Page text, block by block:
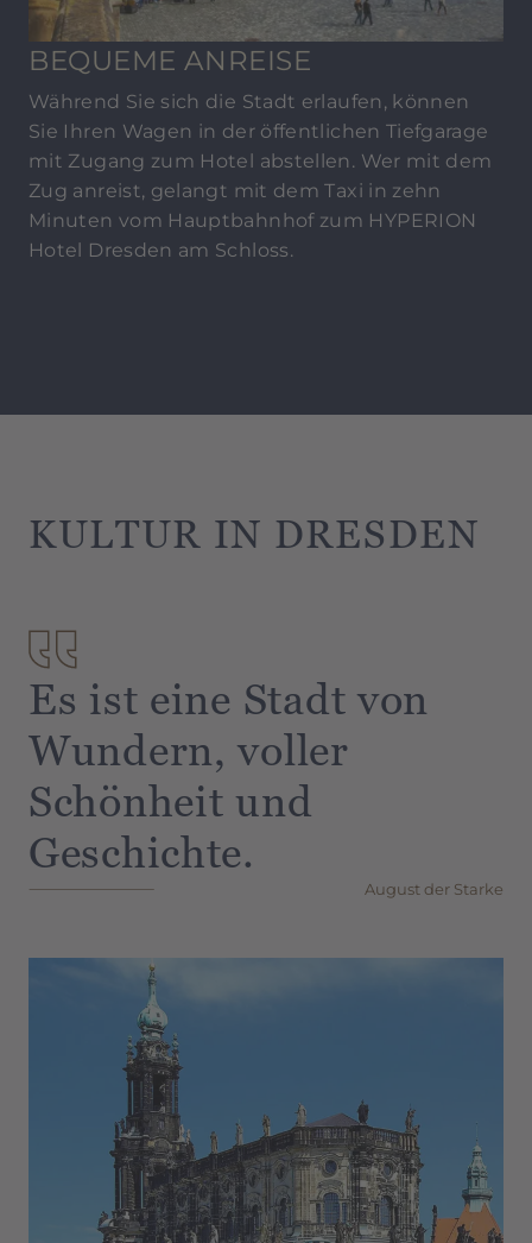
BEQUEME ANREISE
Während Sie sich die Stadt erlaufen, können
Sie Ihren Wagen in der öffentlichen Tiefgarage
mit Zugang zum Hotel abstellen. Wer mit dem
Zug anreist, gelangt mit dem Taxi in zehn
Minuten vom Hauptbahnhof zum HYPERION
Hotel Dresden am Schloss.
darunter auch 2 Parkplätze für Elektroautos.
KULTUR IN DRESDEN
Es ist eine Stadt von
Wundern, voller
Schönheit und
Geschichte.
August der Starke